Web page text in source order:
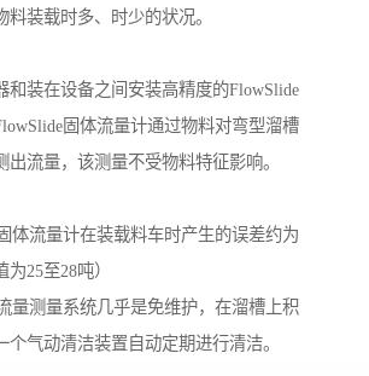
料装载时多、时少的状况。
和装在设备之间安装高精度的FlowSlide
固体流量计通过物料对弯型溜槽
出流量，该测量不受物料特征影响。
体流量计在装载料车时产生的误差约为
25至28吨）
量测量系统几乎是免维护，在溜槽上积
个气动清洁装置自动定期进行清洁。